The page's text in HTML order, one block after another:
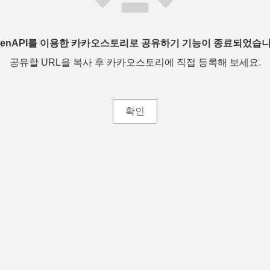
를 이용한 카카오스토리로 공유하기 기능이 종료되었습
공유할 URL을 복사 후 카카오스토리에 직접 등록해 보세요.
확인